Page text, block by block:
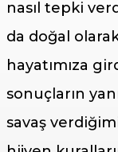
nasıl tepki
da doğal
hayatımıza
sonuçların
savaş